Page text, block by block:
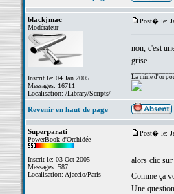
blackjmac
Modérateur
Inscrit le: 04 Jan 2005
Messages: 16711
Localisation: /Library/Scripts/
Post� le:
non, c'est
grise.
La mine d'or
Revenir en haut de page
Superparati
PowerBook d'Orchidée
Inscrit le: 03 Oct 2005
Messages: 587
Localisation: Ajaccio/Paris
Post� le:
alors clic sur
Comme ça
Une